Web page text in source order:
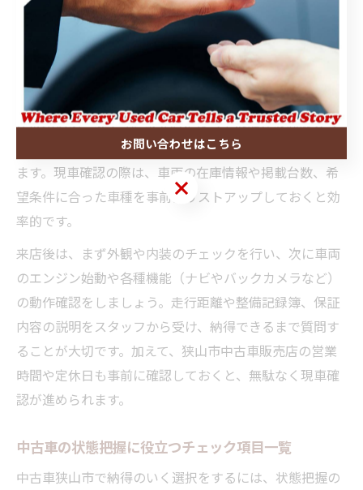
狭山市中古車で現車確認を成功させる手順
狭山市中古車を現車確認する際は、事前に来店予約をし
て担当スタッフと詳細な相談ができる環境を整えること
が成功の第一歩です。販売店によっては静かな商談スペ
ースを用意しているため、落ち着いて質問や確認ができ
ます。現車確認の際は、車両の在庫情報や掲載台数、希
望条件に合った車種を事前にリストアップしておくと効
率的です。
来店後は、まず外観や内装のチェックを行い、次に車両
のエンジン始動や各種機能（ナビやバックカメラなど）
の動作確認をしましょう。走行距離や整備記録簿、保証
内容の説明をスタッフから受け、納得できるまで質問す
ることが大切です。加えて、狭山市中古車販売店の営業
時間や定休日も事前に確認しておくと、無駄なく現車確
認が進められます。
中古車の状態把握に役立つチェック項目一覧
中古車狭山市で納得のいく選択をするには、状態把握の
お問い合わせはこちら
お問い合わせはこちら